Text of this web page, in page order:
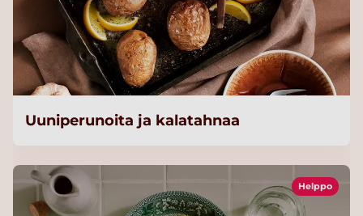
Uuniperunoita ja kalatahnaa
Helppo